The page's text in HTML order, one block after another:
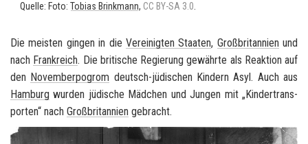
Quel­le: Foto: To­bi­as Brink­mann, CC BY-SA 3.0.
Die meis­ten gin­gen in die Ver­ei­nig­ten Staa­ten, Groß­bri­tan­ni­en und
nach Frank­reich. Die bri­ti­sche Re­gie­rung ge­währ­te als Re­ak­ti­on auf
den No­vem­ber­po­grom deutsch-​jüdischen Kin­dern Asyl. Auch aus
Ham­burg wur­den jü­di­sche Mäd­chen und Jun­gen mit „Kin­der­trans­
por­ten“ nach Groß­bri­tan­ni­en ge­bracht.